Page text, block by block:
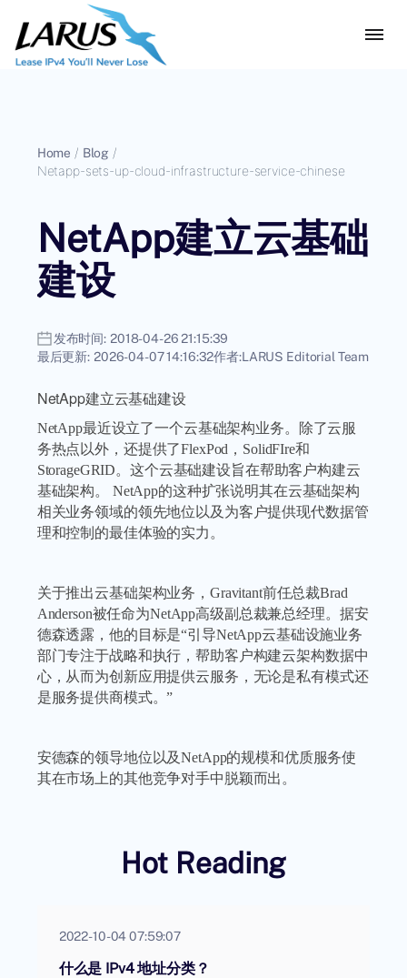
Home / Blog /
Netapp-sets-up-cloud-infrastructure-service-chinese
NetApp建立云基础
建设
发布时间: 2018-04-26 21:15:39
最后更新: 2026-04-07 14:16:32作者:LARUS Editorial Team
NetApp建立云基础建设
NetApp最近设立了一个云基础架构业务。除了云服
务热点以外，还提供了FlexPod，SolidFIre和
StorageGRID。这个云基础建设旨在帮助客户构建云
基础架构。 NetApp的这种扩张说明其在云基础架构
相关业务领域的领先地位以及为客户提供现代数据管
理和控制的最佳体验的实力。
关于推出云基础架构业务，Gravitant前任总裁Brad
Anderson被任命为NetApp高级副总裁兼总经理。据安
德森透露，他的目标是“引导NetApp云基础设施业务
部门专注于战略和执行，帮助客户构建云架构数据中
心，从而为创新应用提供云服务，无论是私有模式还
是服务提供商模式。”
安德森的领导地位以及NetApp的规模和优质服务使
其在市场上的其他竞争对手中脱颖而出。
Hot Reading
2022-10-04 07:59:07
什么是 IPv4 地址分类？